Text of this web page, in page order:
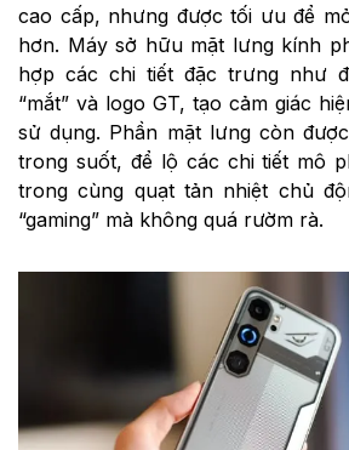
cao cấp, nhưng được tối ưu để
hơn. Máy sở hữu mặt lưng kính
hợp các chi tiết đặc trưng như
“mắt” và logo GT, tạo cảm giác
sử dụng. Phần mặt lưng còn
trong suốt, để lộ các chi tiết mô
trong cùng quạt tản nhiệt chủ
“gaming” mà không quá rườm rà.